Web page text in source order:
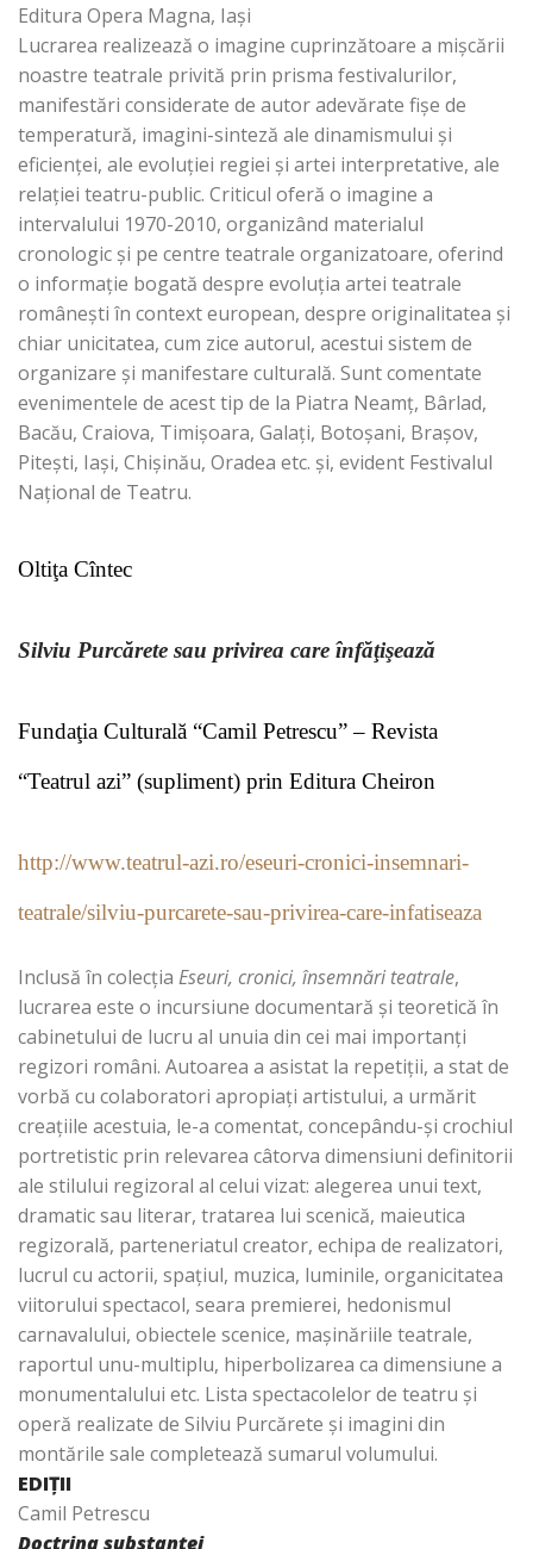
Editura Opera Magna, Iaşi
Lucrarea realizează o imagine cuprinzătoare a mişcării
noastre teatrale privită prin prisma festivalurilor,
manifestări considerate de autor adevărate fişe de
temperatură, imagini-sinteză ale dinamismului şi
eficienţei, ale evoluţiei regiei şi artei interpretative, ale
relaţiei teatru-public. Criticul oferă o imagine a
intervalului 1970-2010, organizând materialul
cronologic şi pe centre teatrale organizatoare, oferind
o informaţie bogată despre evoluţia artei teatrale
româneşti în context european, despre originalitatea şi
chiar unicitatea, cum zice autorul, acestui sistem de
organizare şi manifestare culturală. Sunt comentate
evenimentele de acest tip de la Piatra Neamţ, Bârlad,
Bacău, Craiova, Timişoara, Galaţi, Botoşani, Braşov,
Piteşti, Iaşi, Chişinău, Oradea etc. şi, evident Festivalul
Naţional de Teatru.
Oltiţa Cîntec
Silviu Purcărete sau privirea care înfăţişează
Fundaţia Culturală “Camil Petrescu” – Revista
“Teatrul azi” (supliment) prin Editura Cheiron
http://www.teatrul-azi.ro/eseuri-cronici-insemnari-
teatrale/silviu-purcarete-sau-privirea-care-infatiseaza
Inclusă în colecţia Eseuri, cronici, însemnări teatrale,
lucrarea este o incursiune documentară şi teoretică în
cabinetului de lucru al unuia din cei mai importanţi
regizori români. Autoarea a asistat la repetiţii, a stat de
vorbă cu colaboratori apropiaţi artistului, a urmărit
creaţiile acestuia, le-a comentat, concepându-şi crochiul
portretistic prin relevarea câtorva dimensiuni definitorii
ale stilului regizoral al celui vizat: alegerea unui text,
dramatic sau literar, tratarea lui scenică, maieutica
regizorală, parteneriatul creator, echipa de realizatori,
lucrul cu actorii, spaţiul, muzica, luminile, organicitatea
viitorului spectacol, seara premierei, hedonismul
carnavalului, obiectele scenice, maşinăriile teatrale,
raportul unu-multiplu, hiperbolizarea ca dimensiune a
monumentalului etc. Lista spectacolelor de teatru şi
operă realizate de Silviu Purcărete şi imagini din
montările sale completează sumarul volumului.
EDIŢII
Camil Petrescu
Doctrina substanţei